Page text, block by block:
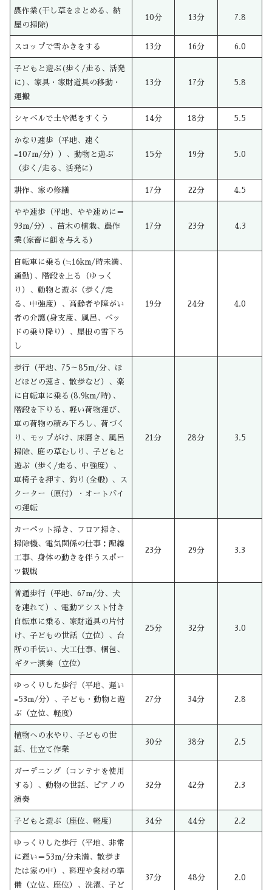
農作業(干し草をまとめる、納
屋の掃除)
10分 13分 7.8
スコップで雪かきをする 13分 16分 6.0
子どもと遊ぶ(歩く/走る、活発
に)、家具・家財道具の移動・
運搬
13分 17分 5.8
シャベルで土や泥をすくう 14分 18分 5.5
かなり速歩（平地、速く
=107m/分））、動物と遊ぶ
（歩く/走る、活発に）
15分 19分 5.0
耕作、家の修繕 17分 22分 4.5
やや速歩（平地、やや速めに＝
93m/分）、苗木の植栽、農作
業(家畜に餌を与える)
17分 23分 4.3
自転車に乗る(≒16km/時未満、
通勤)、階段を上る（ゆっく
り）、動物と遊ぶ（歩く/走
る、中強度）、高齢者や障がい
者の介護(身支度、風呂、ベッ
ドの乗り降り）、屋根の雪下ろ
し
19分 24分 4.0
歩行（平地、75～85m/分、ほ
どほどの速さ、散歩など）、楽
に自転車に乗る(8.9km/時)、
階段を下りる、軽い荷物運び、
車の荷物の積み下ろし、荷づく
り、モップがけ、床磨き、風呂
掃除、庭の草むしり、子どもと
遊ぶ（歩く/走る、中強度）、
車椅子を押す、釣り(全般) 、ス
クーター（原付）・オートバイ
の運転
21分 28分 3.5
カーペット掃き、フロア掃き、
掃除機、電気関係の仕事：配線
工事、身体の動きを伴うスポー
ツ観戦
23分 29分 3.3
普通歩行（平地、67m/分、犬
を連れて）、電動アシスト付き
自転車に乗る、家財道具の片付
け、子どもの世話（立位）、台
所の手伝い、大工仕事、梱包、
ギター演奏（立位）
25分 32分 3.0
ゆっくりした歩行（平地、遅い
=53m/分）、子ども・動物と遊
ぶ（立位、軽度）
27分 34分 2.8
植物への水やり、子どもの世
話、仕立て作業
30分 38分 2.5
ガーデニング（コンテナを使用
する）、動物の世話、ピアノの
演奏
32分 42分 2.3
子どもと遊ぶ（座位、軽度） 34分 44分 2.2
ゆっくりした歩行（平地、非常
に遅い＝53m/分未満、散歩ま
たは家の中）、料理や食材の準
備（立位、座位）、洗濯、子ど
37分 48分 2.0